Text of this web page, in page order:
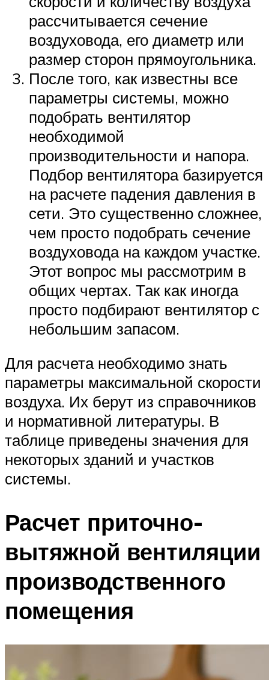
рассчитывается сечение
воздуховода, его диаметр или
размер сторон прямоугольника.
После того, как известны все
параметры системы, можно
подобрать вентилятор
необходимой
производительности и напора.
Подбор вентилятора базируется
на расчете падения давления в
сети. Это существенно сложнее,
чем просто подобрать сечение
воздуховода на каждом участке.
Этот вопрос мы рассмотрим в
общих чертах. Так как иногда
просто подбирают вентилятор с
небольшим запасом.
Для расчета необходимо знать
параметры максимальной скорости
воздуха. Их берут из справочников
и нормативной литературы. В
таблице приведены значения для
некоторых зданий и участков
системы.
Расчет приточно-
вытяжной вентиляции
производственного
помещения